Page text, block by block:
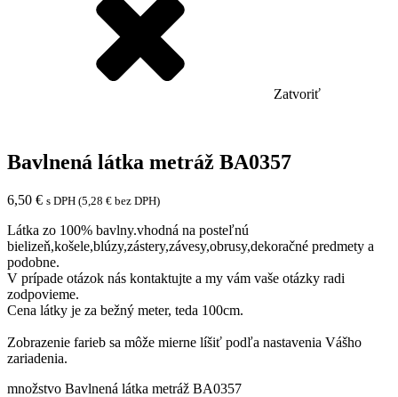
Zatvoriť
Bavlnená látka metráž BA0357
6,50 € s DPH (5,28 € bez DPH)
Látka zo 100% bavlny.vhodná na posteľnú
bielizeň,košele,blúzy,zástery,závesy,obrusy,dekoračné predmety a
podobne.
V prípade otázok nás kontaktujte a my vám vaše otázky radi
zodpovieme.
Cena látky je za bežný meter, teda 100cm.
Zobrazenie farieb sa môže mierne líšiť podľa nastavenia Vášho
zariadenia.
množstvo Bavlnená látka metráž BA0357